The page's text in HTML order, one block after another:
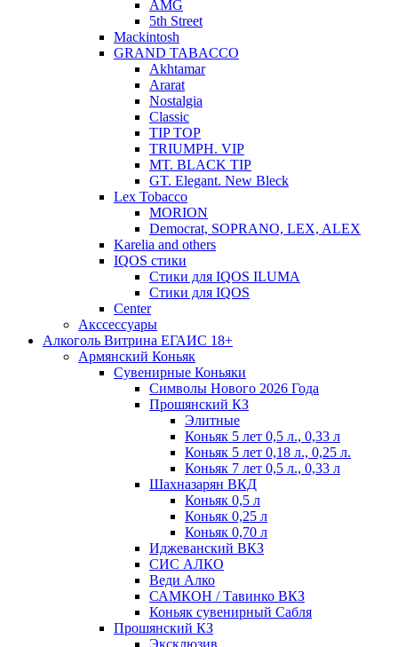
AMG
5th Street
Mackintosh
GRAND TABACCO
Akhtamar
Ararat
Nostalgia
Classic
TIP TOP
TRIUMPH. VIP
MT. BLACK TIP
GT. Elegant. New Bleck
Lex Tobacco
MORION
Democrat, SOPRANO, LEX, ALEX
Karelia and others
IQOS стики
Стики для IQOS ILUMA
Стики для IQOS
Сenter
Акссессуары
Алкоголь Витрина ЕГАИС 18+
Армянский Коньяк
Сувенирные Коньяки
Символы Нового 2026 Года
Прошянский КЗ
Элитные
Коньяк 5 лет 0,5 л., 0,33 л
Коньяк 5 лет 0,18 л., 0,25 л.
Коньяк 7 лет 0,5 л., 0,33 л
Шахназарян ВКД
Коньяк 0,5 л
Коньяк 0,25 л
Коньяк 0,70 л
Иджеванский ВКЗ
СИС АЛКО
Веди Алко
САМКОН / Тавинко ВКЗ
Коньяк сувенирный Сабля
Прошянский КЗ
Эксклюзив